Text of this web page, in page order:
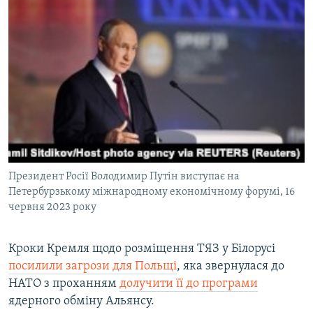
Президент Росії Володимир Путін виступає на
Петербурзькому міжнародному економічному форумі, 16
червня 2023 року
Кроки Кремля щодо розміщення ТЯЗ у Білорусі
посилили загрози для Польщі, яка звернулася до
НАТО з проханням долучити її до програми
ядерного обміну Альянсу.